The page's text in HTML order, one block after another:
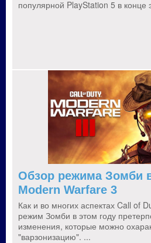
популярной PlayStation 5 в конце
Обзор режима Зомби
Modern Warfare 3
Как и во многих аспектах Call of
режим Зомби в этом году
изменения, которые можно
"варзонизацию". ...